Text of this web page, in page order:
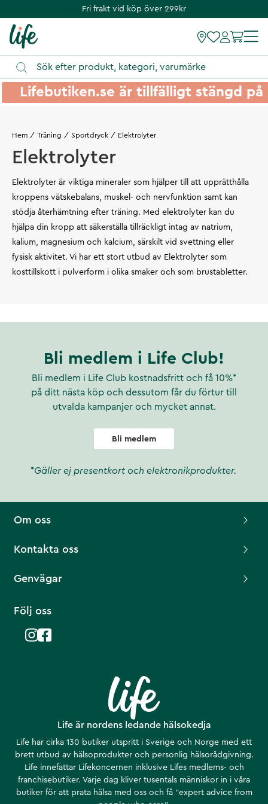
Fri frakt vid köp över 299kr
Lifebutiken.se är tillfälligt stängd
Hem Träning Sportdryck Elektrolyter
Elektrolyter
Elektrolyter är viktiga mineraler som hjälper till att upprätthålla
kroppens vätskebalans, muskel- och nervfunktion samt kan
stödja återhämtning efter träning. Med elektrolyter kan du
hjälpa din kropp att säkerställa tillräckligt intag av natrium,
kalium, magnesium och kalcium, särskilt vid svettning eller
fysisk aktivitet. Vi har ett stort utbud av Elektrolyter som
kosttillskott i pulverform i olika smaker och som brustabletter.
Bli medlem i Life Club!
Bli medlem i Life Club kostnadsfritt och få 10%*
på ditt nästa köp och dessutom får du förtur till
utvalda kampanjer och mycket annat.
Bli medlem
*Gäller ej presentkort och elektronikprodukter.
Life är nordens ledande hälsokedja
Life har cirka 130 butiker utspritt i Sverige och Norge med ett
brett utbud av hälsoprodukter och personlig hälsorådgivning.
Life innefattar Lifekoncernen inklusive Lifes medlems- och
franchisebutiker. Varje dag kliver tusentals människor in i våra
butiker för att prata hälsa med oss och få ”expert advice from
Om oss
Kontakta oss
Genvägar
Följ oss